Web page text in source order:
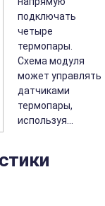
подключать
четыре
термопары.
Схема модуля
может управлять
датчиками
термопары,
используя...